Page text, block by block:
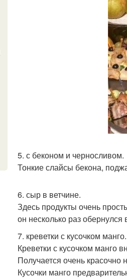
5. с беконом и черносливом.
Тонкие слайсы бекона,
6. сыр в ветчине.
Здесь продукты очень
он несколько раз обернулся
7. креветки с кусочком манго.
Креветки с кусочком манго
Получается очень красочно
Кусочки манго